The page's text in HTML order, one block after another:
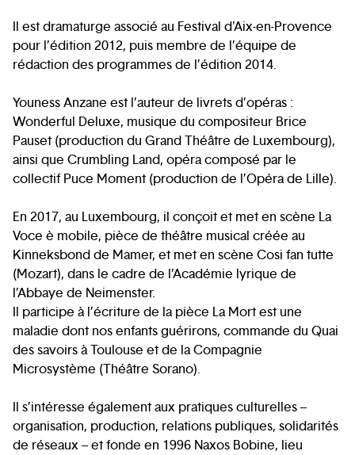
Il est dramaturge associé au Festival d'Aix-en-Provence
pour l’édition 2012, puis membre de l’équipe de
rédaction des programmes de l’édition 2014.
Youness Anzane est l’auteur de livrets d’opéras :
Wonderful Deluxe, musique du compositeur Brice
Pauset (production du Grand Théâtre de Luxembourg),
ainsi que Crumbling Land, opéra composé par le
collectif Puce Moment (production de l’Opéra de Lille).
En 2017, au Luxembourg, il conçoit et met en scène La
Voce è mobile, pièce de théâtre musical créée au
Kinneksbond de Mamer, et met en scène Cosi fan tutte
(Mozart), dans le cadre de l’Académie lyrique de
l’Abbaye de Neimenster.
Il participe à l’écriture de la pièce La Mort est une
maladie dont nos enfants guérirons, commande du Quai
des savoirs à Toulouse et de la Compagnie
Microsystème (Théâtre Sorano).
Il s’intéresse également aux pratiques culturelles –
organisation, production, relations publiques, solidarités
de réseaux – et fonde en 1996 Naxos Bobine, lieu